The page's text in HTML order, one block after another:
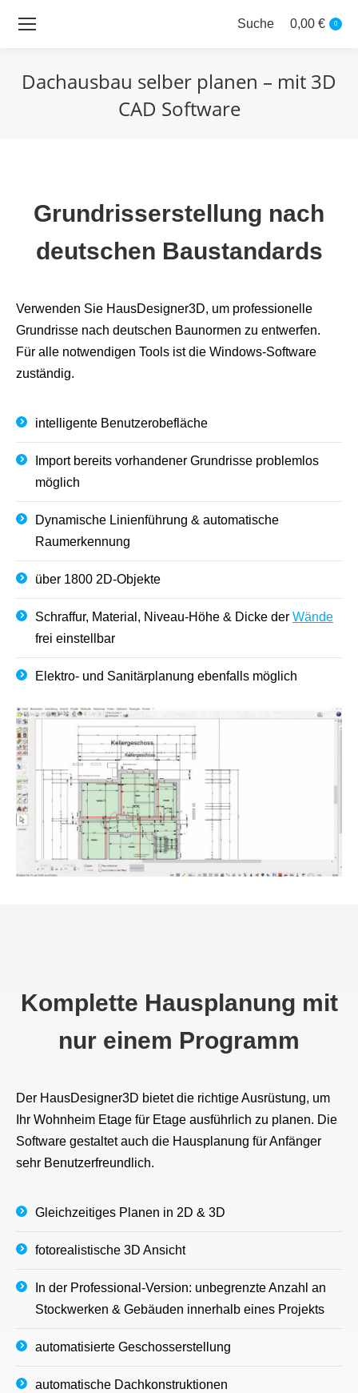
Search:
Suche 0,00 € 0
Dachausbau selber planen – mit 3D
CAD Software
Grundrisserstellung nach
deutschen Baustandards
Verwenden Sie HausDesigner3D, um professionelle
Grundrisse nach deutschen Baunormen zu entwerfen.
Für alle notwendigen Tools ist die Windows-Software
zuständig.
intelligente Benutzerobefläche
Import bereits vorhandener Grundrisse problemlos
möglich
Dynamische Linienführung & automatische
Raumerkennung
über 1800 2D-Objekte
Schraffur, Material, Niveau-Höhe & Dicke der Wände
frei einstellbar
Elektro- und Sanitärplanung ebenfalls möglich
Komplette Hausplanung mit
nur einem Programm
Der HausDesigner3D bietet die richtige Ausrüstung, um
Ihr Wohnheim Etage für Etage ausführlich zu planen. Die
Software gestaltet auch die Hausplanung für Anfänger
sehr Benutzerfreundlich.
Gleichzeitiges Planen in 2D & 3D
fotorealistische 3D Ansicht
In der Professional-Version: unbegrenzte Anzahl an
Stockwerken & Gebäuden innerhalb eines Projekts
automatisierte Geschosserstellung
automatische Dachkonstruktionen